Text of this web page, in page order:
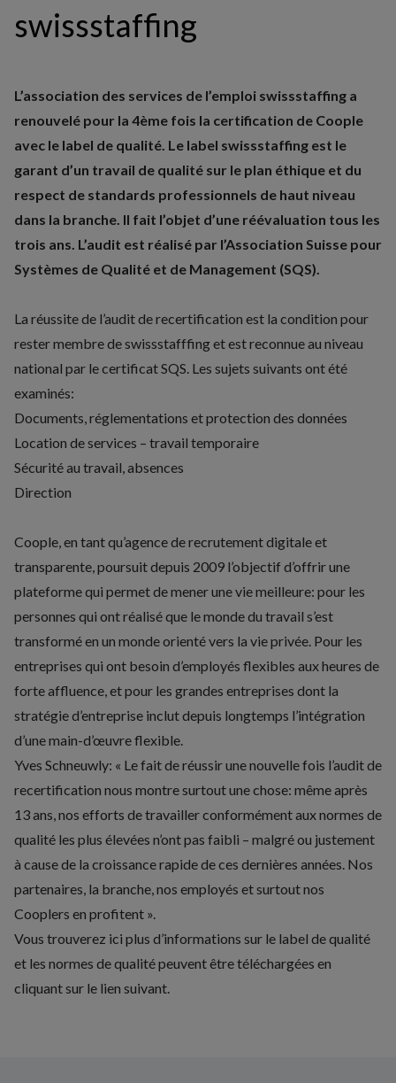
swissstaffing
L’association des services de l’emploi swissstaffing a
renouvelé pour la 4ème fois la certification de Coople
avec le label de qualité. Le label swissstaffing est le
garant d’un travail de qualité sur le plan éthique et du
respect de standards professionnels de haut niveau
dans la branche. Il fait l’objet d’une réévaluation tous les
trois ans. L’audit est réalisé par l’Association Suisse pour
Systèmes de Qualité et de Management (SQS).
La réussite de l’audit de recertification est la condition pour
rester membre de swissstafffing et est reconnue au niveau
national par le certificat SQS. Les sujets suivants ont été
examinés:
Documents, réglementations et protection des données
Location de services – travail temporaire
Sécurité au travail, absences
Direction
Coople, en tant qu’agence de recrutement digitale et
transparente, poursuit depuis 2009 l’objectif d’offrir une
plateforme qui permet de mener une vie meilleure: pour les
personnes qui ont réalisé que le monde du travail s’est
transformé en un monde orienté vers la vie privée. Pour les
entreprises qui ont besoin d’employés flexibles aux heures de
forte affluence, et pour les grandes entreprises dont la
stratégie d’entreprise inclut depuis longtemps l’intégration
d’une main-d’œuvre flexible.
Yves Schneuwly: « Le fait de réussir une nouvelle fois l’audit de
recertification nous montre surtout une chose: même après
13 ans, nos efforts de travailler conformément aux normes de
qualité les plus élevées n’ont pas faibli – malgré ou justement
à cause de la croissance rapide de ces dernières années. Nos
partenaires, la branche, nos employés et surtout nos
Cooplers en profitent ».
Vous trouverez ici plus d’informations sur le label de qualité
et les normes de qualité peuvent être téléchargées en
cliquant sur le lien suivant.